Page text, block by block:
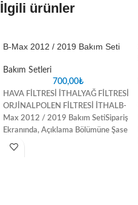
İlgili ürünler
B-Max 2012 / 2019 Bakım Seti
Bakım Setleri
700,00₺
HAVA FİLTRESİ İTHALYAĞ FİLTRESİ
ORJİNAL POLEN FİLTRESİ İTHAL B-
Max 2012 / 2019 Bakım SetiSipariş
Ekranında, Açıklama Bölümüne Şase
Numarasını Yazmanız, Satın Aldığınız